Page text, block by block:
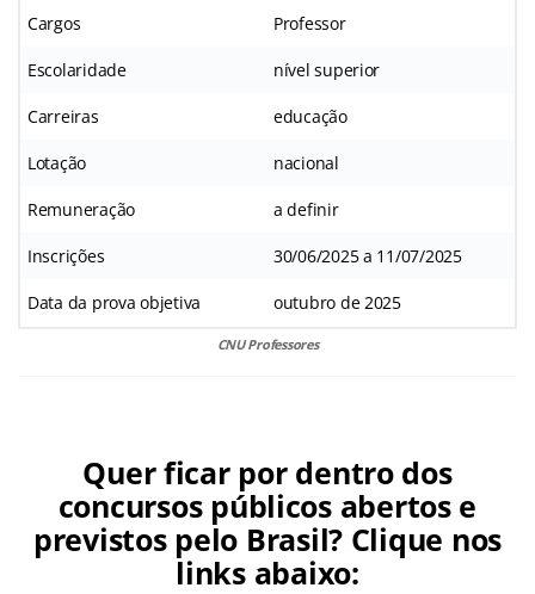
Cargos Professor
Escolaridade nível superior
Carreiras educação
Lotação nacional
Remuneração a definir
Inscrições 30/06/2025 a 11/07/2025
Data da prova objetiva outubro de 2025
CNU Professores
Quer ficar por dentro dos
concursos públicos abertos e
previstos pelo Brasil? Clique nos
links abaixo: